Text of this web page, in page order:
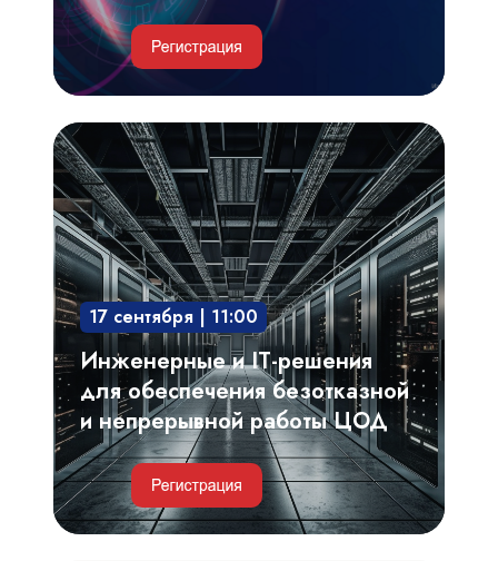
Инженерные
и
IT-
решения
для
обеспечения
безотказной
и
непрерывной
работы
ЦОД
17 сентября | 11:00
Инженерные и IT-решения
для обеспечения безотказной
и непрерывной работы ЦОД